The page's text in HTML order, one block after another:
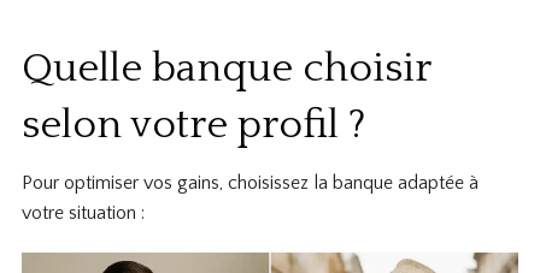
Quelle banque choisir
selon votre profil ?
Pour optimiser vos gains, choisissez la banque adaptée à
votre situation :